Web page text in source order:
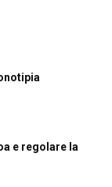
e regolare la